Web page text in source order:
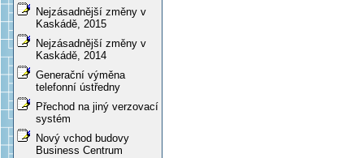
Nejzásadnější změny v
Kaskádě, 2015
Nejzásadnější změny v
Kaskádě, 2014
Generační výměna
telefonní ústředny
Přechod na jiný verzovací
systém
Nový vchod budovy
Business Centrum